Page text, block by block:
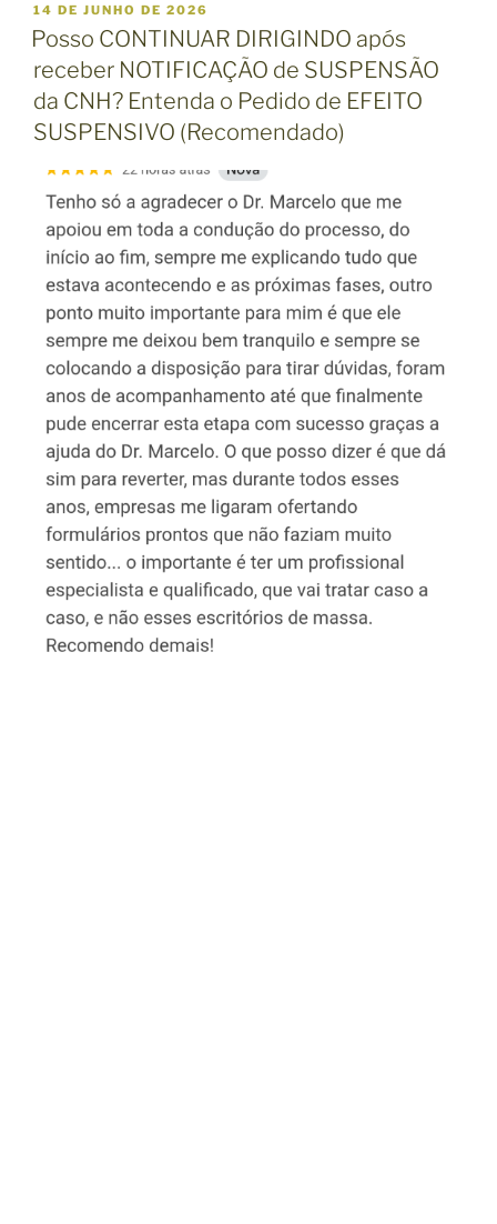
P
U
B
L
C
A
14 DE JUNHO DE 2026
Posso CONTINUAR DIRIGINDO após
receber NOTIFICAÇÃO de SUSPENSÃO
da CNH? Entenda o Pedido de EFEITO
SUSPENSIVO (Recomendado)